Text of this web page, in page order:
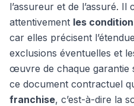
l’assureur et de l’assuré.
attentivement les
car elles précisent
exclusions éventuelles et
œuvre de chaque garantie
ce document contractuel
franchise, c’est-à-dire la